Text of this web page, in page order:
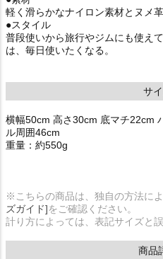
軽く滑らかなナイロン素材とヌメ革
●スタイル
普段使いから旅行やジムにも使え
は、毎日使いたくなる。
サ
横幅50cm 高さ30cm 底マチ22cm
ル周囲46cm
重量：約550g
※こちらの商品は、独自の方法に
ズガイド]をご確認ください。
計り方によっては、表記サイズと
商品